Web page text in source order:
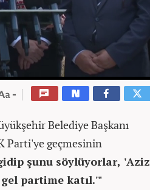
Belediye Başkanı
Parti'ye geçmesinin
şunu söylüyorlar, 'Aziz
partime katıl.'"